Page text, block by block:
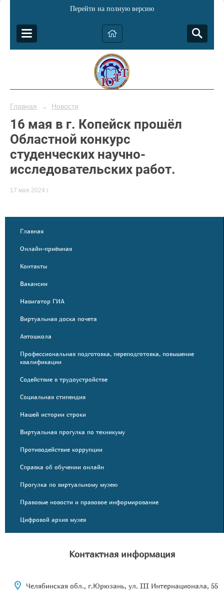
Перейти на полную версию
Главная → Новости
16 мая в г. Копейск прошёл
Областной конкурс
студенческих научно-
исследовательских работ.
17 мая 2024 г.
Главная
Онлайн-приёмная
Контакты
Вакансии
Навигатор ГИА
Виртуальная доска почета
Автошкола
Профессиональная подготовка, переподготовка, повышение
квалификации
Содействие в трудоустройстве
Социальная стипендия
Нашей истории строки
Виртуальная прогулка по техникуму
Противодействие коррупции
Справка об обучении онлайн
Прогулка по виртуальному музею
Правовые новости и правовое информирование
Цифровой архив музея
Контактная информация
Челябинская обл., г.Юрюзань, ул. III Интернационала, 55